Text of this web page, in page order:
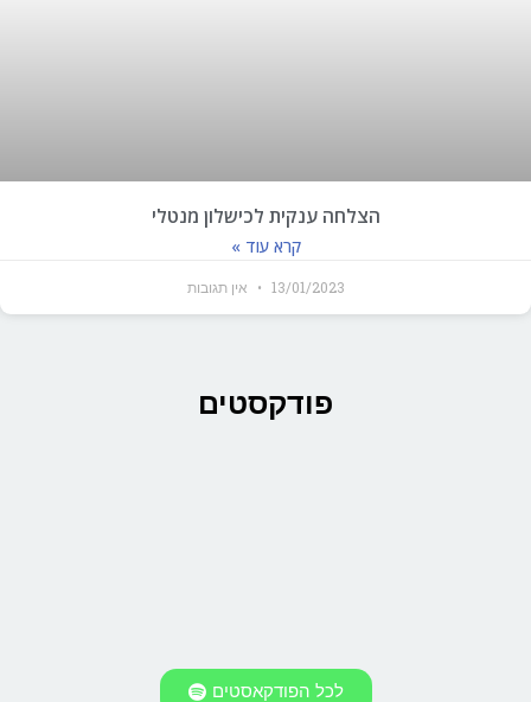
הצלחה ענקית לכישלון מנטלי
קרא עוד »
13/01/2023 אין תגובות
פודקסטים
לכל הפודקאסטים